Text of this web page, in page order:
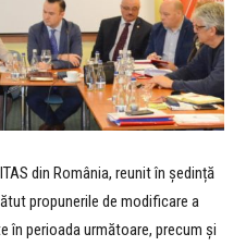
din România, reunit în ședință
propunerile de modificare a
în perioada următoare, precum și